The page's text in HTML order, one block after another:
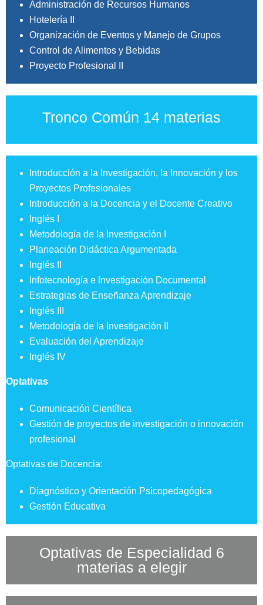
Administración de Recursos Humanos
Hotelería II
Organización de Eventos y Manejo de Grupos
Control de Alimentos y Bebidas
Proyecto Profesional II
Tronco Común 14 materias
Introducción a la Investigación, la Innovación y los
Proyectos Profesionales
Introducción a la Docencia y el Docente Creativo
Inglés I
Metodología de la Investigación I
Planeación Didáctica Argumentada
Inglés II
Infotecnología e Investigación Documental
Estrategias de Enseñanza Aprendizaje
Inglés III
Metodología de la Investigación II
Evaluación del Aprendizaje
Inglés IV
Optativas
Comunicación Científica
Gestión de proyectos de investigación o innovación
profesional
Optativas de Docencia:
Diagnóstico y Orientación Psicopedagógica
Gestión Educativa
Optativas de Especialidad 6
materias a elegir